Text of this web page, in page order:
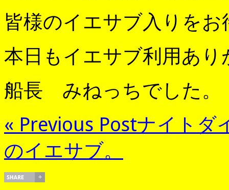
皆様のイエサブ入りを
本日もイエサブ利用あ
船長 みねっちでした。
« Previous Postナイトダ
のイエサブ。